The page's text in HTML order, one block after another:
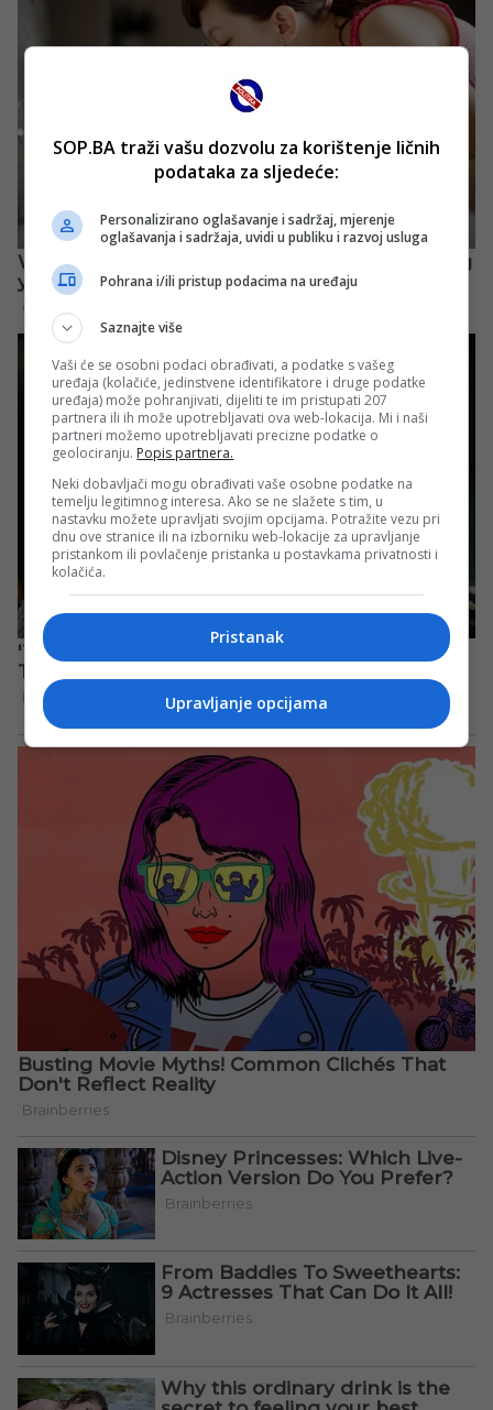
SOP.BA traži vašu dozvolu za korištenje ličnih
podataka za sljedeće:
Personalizirano oglašavanje i sadržaj, mjerenje
oglašavanja i sadržaja, uvidi u publiku i razvoj usluga
Pohrana i/ili pristup podacima na uređaju
Saznajte više
Vaši će se osobni podaci obrađivati, a podatke s vašeg
uređaja (kolačiće, jedinstvene identifikatore i druge podatke
uređaja) može pohranjivati, dijeliti te im pristupati 207
partnera ili ih može upotrebljavati ova web-lokacija. Mi i naši
partneri možemo upotrebljavati precizne podatke o
geolociranju. Popis partnera.
Neki dobavljači mogu obrađivati vaše osobne podatke na
temelju legitimnog interesa. Ako se ne slažete s tim, u
nastavku možete upravljati svojim opcijama. Potražite vezu pri
dnu ove stranice ili na izborniku web-lokacije za upravljanje
pristankom ili povlačenje pristanka u postavkama privatnosti i
kolačića.
Pristanak
Upravljanje opcijama